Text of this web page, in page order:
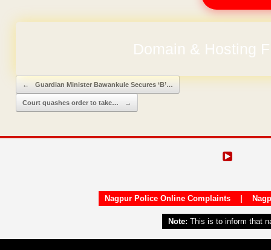
Domain & Hosting
Post navigation
← Guardian Minister Bawankule Secures ‘B’…
Court quashes order to take… →
Nagpur Police Online Complaints|
Note: This is to inform that